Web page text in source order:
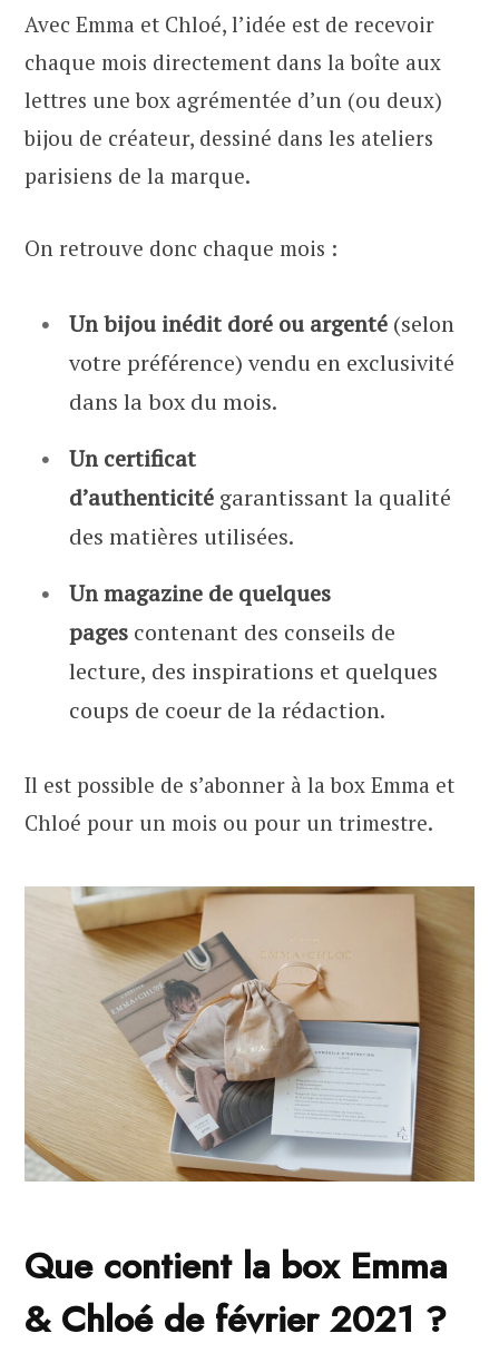
Avec Emma et Chloé, l’idée est de recevoir
chaque mois directement dans la boîte aux
lettres une box agrémentée d’un (ou deux)
bijou de créateur, dessiné dans les ateliers
parisiens de la marque.
On retrouve donc chaque mois :
Un bijou inédit doré ou argenté (selon
votre préférence) vendu en exclusivité
dans la box du mois.
Un certificat
d’authenticité garantissant la qualité
des matières utilisées.
Un magazine de quelques
pages contenant des conseils de
lecture, des inspirations et quelques
coups de coeur de la rédaction.
Il est possible de s’abonner à la box Emma et
Chloé pour un mois ou pour un trimestre.
Que contient la box Emma
& Chloé de février 2021 ?